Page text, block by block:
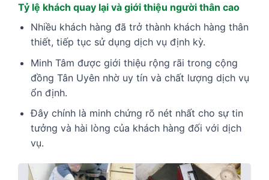
Tỷ lệ khách quay lại và giới thiệu người thân cao
Nhiều khách hàng đã trở thành khách hàng thân
thiết, tiếp tục sử dụng dịch vụ định kỳ.
Minh Tâm được giới thiệu rộng rãi trong cộng
đồng Tân Uyên nhờ uy tín và chất lượng dịch vụ
ổn định.
Đây chính là minh chứng rõ nét nhất cho sự tin
tưởng và hài lòng của khách hàng đối với dịch
vụ.